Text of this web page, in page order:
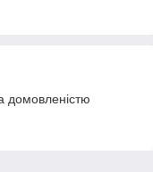
домовленістю